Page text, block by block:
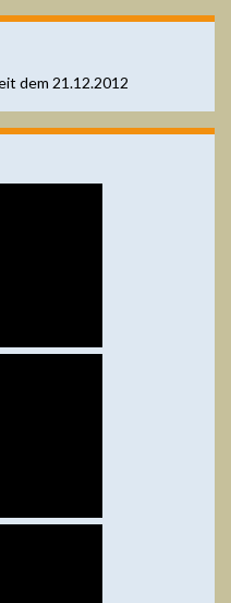
dem 21.12.2012